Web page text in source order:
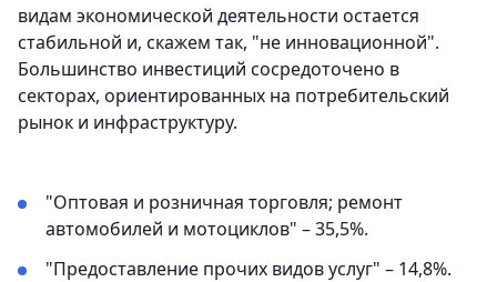
видам экономической деятельности остается
стабильной и, скажем так, "не инновационной".
Большинство инвестиций сосредоточено в
секторах, ориентированных на потребительский
рынок и инфраструктуру.
"Оптовая и розничная торговля; ремонт
автомобилей и мотоциклов" – 35,5%.
"Предоставление прочих видов услуг" – 14,8%.